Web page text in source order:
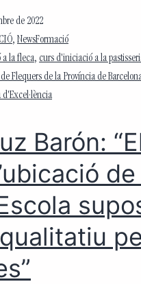
de 2022
, NewsFormació
la fleca, curs d'iniciació a la
Flequers de la Província de
d'Excel·lència
Barón:
de